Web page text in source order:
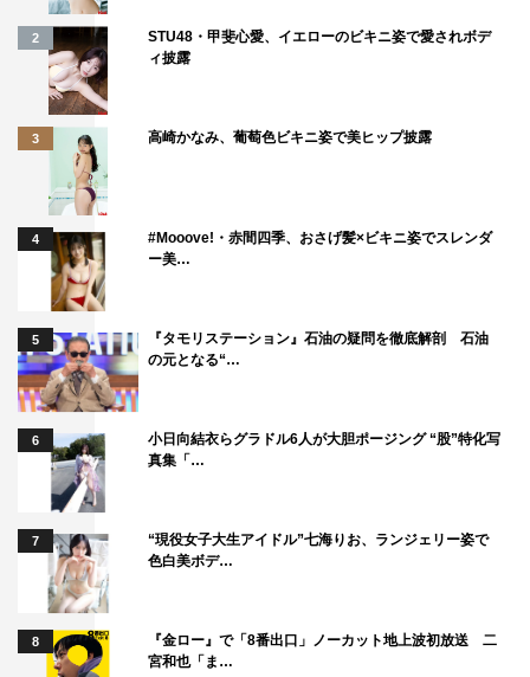
2
STU48・甲斐心愛、イエローのビキニ姿で愛されボデ
ィ披露
3 高崎かなみ、葡萄色ビキニ姿で美ヒップ披露
4
#Mooove!・赤間四季、おさげ髪×ビキニ姿でスレンダ
ー美…
5
『タモリステーション』石油の疑問を徹底解剖 石油
の元となる“…
6
小日向結衣らグラドル6人が大胆ポージング “股”特化写
真集「…
7
“現役女子大生アイドル”七海りお、ランジェリー姿で
色白美ボデ…
8
『金ロー』で「8番出口」ノーカット地上波初放送 二
宮和也「ま…